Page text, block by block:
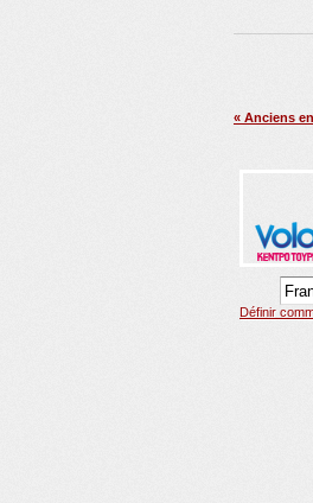
« Anciens
Définir